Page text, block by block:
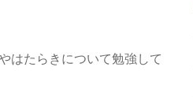
はたらきについて勉強して